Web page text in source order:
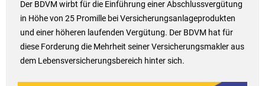
Der BDVM wirbt für die Einführung einer Abschlussvergütung
in Höhe von 25 Promille bei Versicherungsanlageprodukten
und einer höheren laufenden Vergütung. Der BDVM hat für
diese Forderung die Mehrheit seiner Versicherungsmakler aus
dem Lebensversicherungsbereich hinter sich.